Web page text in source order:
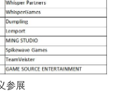
参展